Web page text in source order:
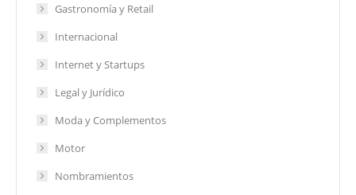
Gastronomía y Retail
Internacional
Internet y Startups
Legal y Jurídico
Moda y Complementos
Motor
Nombramientos